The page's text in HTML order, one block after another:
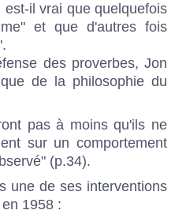
il vrai que quelquefois
et que d'autres fois
des proverbes, Jon
de la philosophie du
pas à moins qu'ils ne
sur un comportement
(p.34).
une de ses interventions
1958 :